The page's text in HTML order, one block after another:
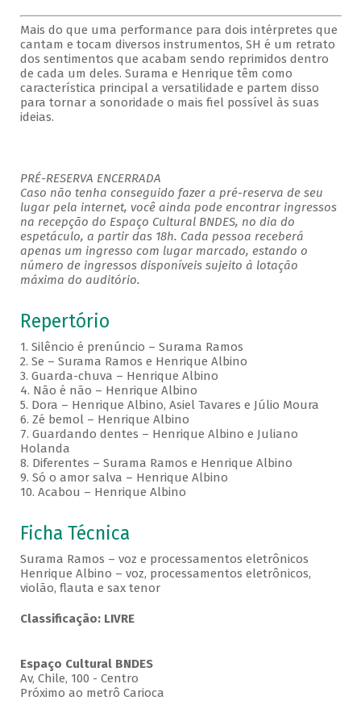
Mais do que uma performance para dois intérpretes que
cantam e tocam diversos instrumentos, SH é um retrato
dos sentimentos que acabam sendo reprimidos dentro
de cada um deles. Surama e Henrique têm como
característica principal a versatilidade e partem disso
para tornar a sonoridade o mais fiel possível às suas
ideias.
PRÉ-RESERVA ENCERRADA
Caso não tenha conseguido fazer a pré-reserva de seu
lugar pela internet, você ainda pode encontrar ingressos
na recepção do Espaço Cultural BNDES, no dia do
espetáculo, a partir das 18h. Cada pessoa receberá
apenas um ingresso com lugar marcado, estando o
número de ingressos disponíveis sujeito à lotação
máxima do auditório.
Repertório
1. Silêncio é prenúncio – Surama Ramos
2. Se – Surama Ramos e Henrique Albino
3. Guarda-chuva – Henrique Albino
4. Não é não – Henrique Albino
5. Dora – Henrique Albino, Asiel Tavares e Júlio Moura
6. Zé bemol – Henrique Albino
7. Guardando dentes – Henrique Albino e Juliano
Holanda
8. Diferentes – Surama Ramos e Henrique Albino
9. Só o amor salva – Henrique Albino
10. Acabou – Henrique Albino
Ficha Técnica
Surama Ramos – voz e processamentos eletrônicos
Henrique Albino – voz, processamentos eletrônicos,
violão, flauta e sax tenor
Classificação: LIVRE
Espaço Cultural BNDES
Av, Chile, 100 - Centro
Próximo ao metrô Carioca